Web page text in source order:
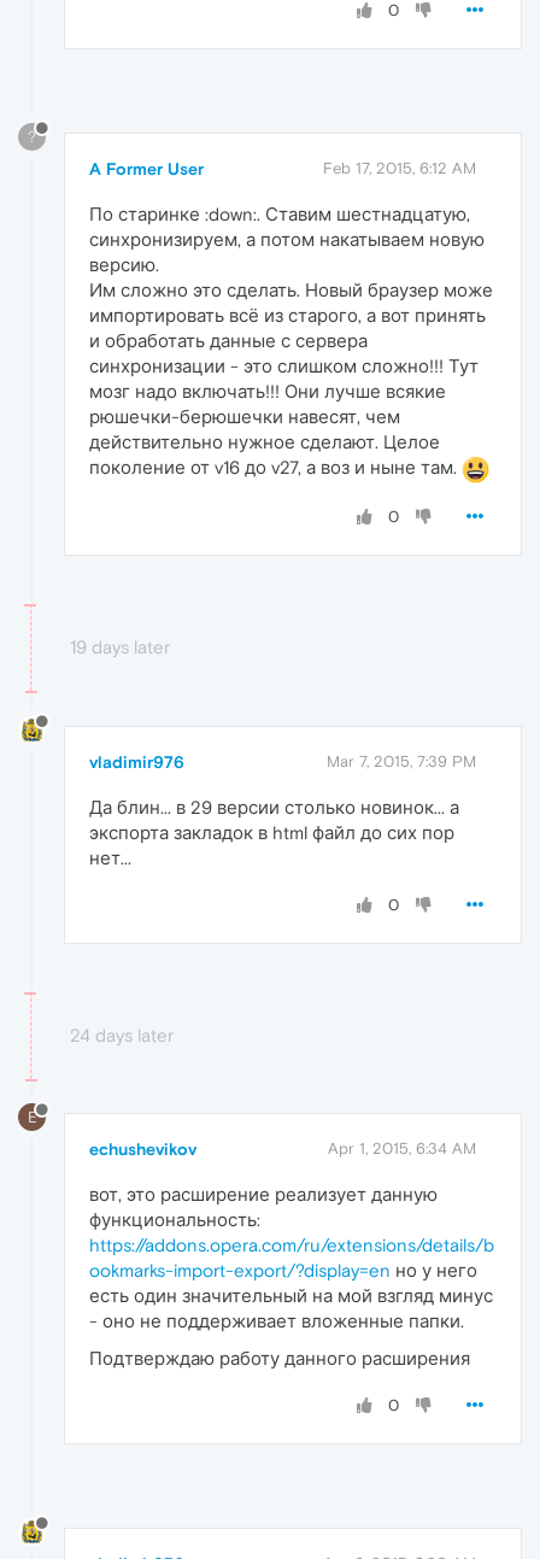
0
?
A Former User Feb 17, 2015, 6:12 AM
По старинке :down:. Ставим шестнадцатую,
синхронизируем, а потом накатываем новую
версию.
Им сложно это сделать. Новый браузер може
импортировать всё из старого, а вот принять
и обработать данные с сервера
синхронизации - это слишком сложно!!! Тут
мозг надо включать!!! Они лучше всякие
рюшечки-берюшечки навесят, чем
действительно нужное сделают. Целое
поколение от v16 до v27, а воз и ныне там.
0
19 days later
vladimir976 Mar 7, 2015, 7:39 PM
Да блин... в 29 версии столько новинок... а
экспорта закладок в html файл до сих пор
нет...
0
24 days later
E
echushevikov Apr 1, 2015, 6:34 AM
вот, это расширение реализует данную
функциональность:
https://addons.opera.com/ru/extensions/details/b
ookmarks-import-export/?display=en но у него
есть один значительный на мой взгляд минус
- оно не поддерживает вложенные папки.
Подтверждаю работу данного расширения
0